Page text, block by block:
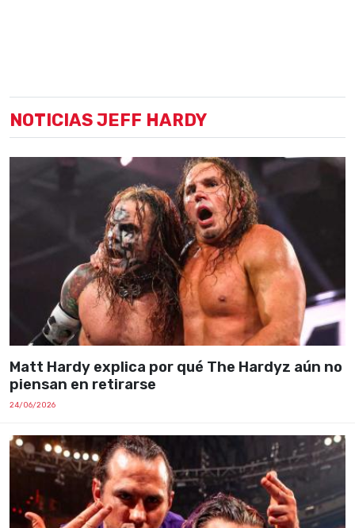
NOTICIAS JEFF HARDY
Matt Hardy explica por qué The Hardyz aún no
piensan en retirarse
24/06/2026